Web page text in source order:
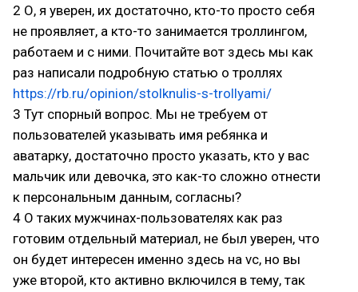
2 О, я уверен, их достаточно, кто-то просто себя
не проявляет, а кто-то занимается троллингом,
работаем и с ними. Почитайте вот здесь мы как
раз написали подробную статью о троллях
https://rb.ru/opinion/stolknulis-s-trollyami/
3 Тут спорный вопрос. Мы не требуем от
пользователей указывать имя ребянка и
аватарку, достаточно просто указать, кто у вас
мальчик или девочка, это как-то сложно отнести
к персональным данным, согласны?
4 О таких мужчинах-пользователях как раз
готовим отдельный материал, не был уверен, что
он будет интересен именно здесь на vc, но вы
уже второй, кто активно включился в тему, так